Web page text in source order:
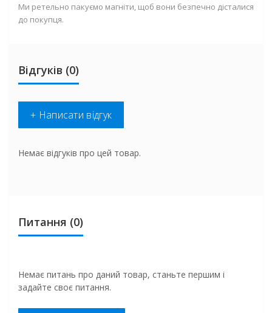
Ми ретельно пакуємо магніти, щоб вони безпечно дісталися
до покупця.
Відгуків (0)
+ Написати відгук
Немає відгуків про цей товар.
Питання (0)
Немає питань про даний товар, станьте першим і
задайте своє питання.